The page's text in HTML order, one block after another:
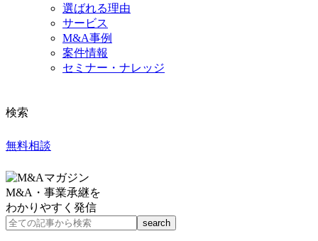
選ばれる理由
サービス
M&A事例
案件情報
セミナー・ナレッジ
検索
無料相談
M&A・事業承継を
わかりやすく発信